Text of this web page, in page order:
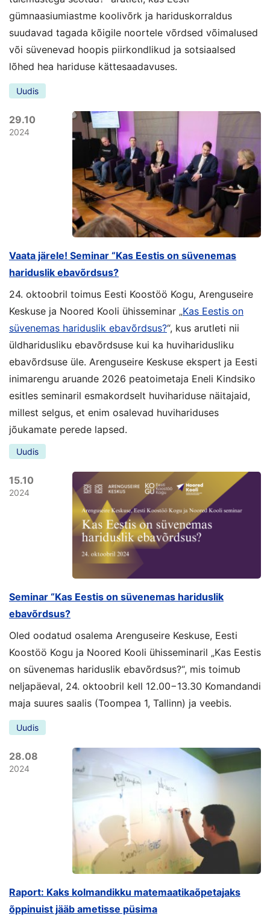
gümnaasiumiastme koolivõrk ja hariduskorraldus
suudavad tagada kõigile noortele võrdsed võimalused
või süvenevad hoopis piirkondlikud ja sotsiaalsed
lõhed hea hariduse kättesaadavuses.
Uudis
29.10
2024
Vaata järele! Seminar “Kas Eestis on süvenemas
hariduslik ebavõrdsus?
24. oktoobril toimus Eesti Koostöö Kogu, Arenguseire
Keskuse ja Noored Kooli ühisseminar „Kas Eestis on
süvenemas hariduslik ebavõrdsus?“, kus arutleti nii
üldharidusliku ebavõrdsuse kui ka huviharidusliku
ebavõrdsuse üle. Arenguseire Keskuse ekspert ja Eesti
inimarengu aruande 2026 peatoimetaja Eneli Kindsiko
esitles seminaril esmakordselt huvihariduse näitajaid,
millest selgus, et enim osalevad huvihariduses
jõukamate perede lapsed.
Uudis
15.10
2024
Seminar “Kas Eestis on süvenemas hariduslik
ebavõrdsus?
Oled oodatud osalema Arenguseire Keskuse, Eesti
Koostöö Kogu ja Noored Kooli ühisseminaril „Kas Eestis
on süvenemas hariduslik ebavõrdsus?“, mis toimub
neljapäeval, 24. oktoobril kell 12.00−13.30 Komandandi
maja suures saalis (Toompea 1, Tallinn) ja veebis.
Uudis
28.08
2024
Raport: Kaks kolmandikku matemaatikaõpetajaks
õppinuist jääb ametisse püsima